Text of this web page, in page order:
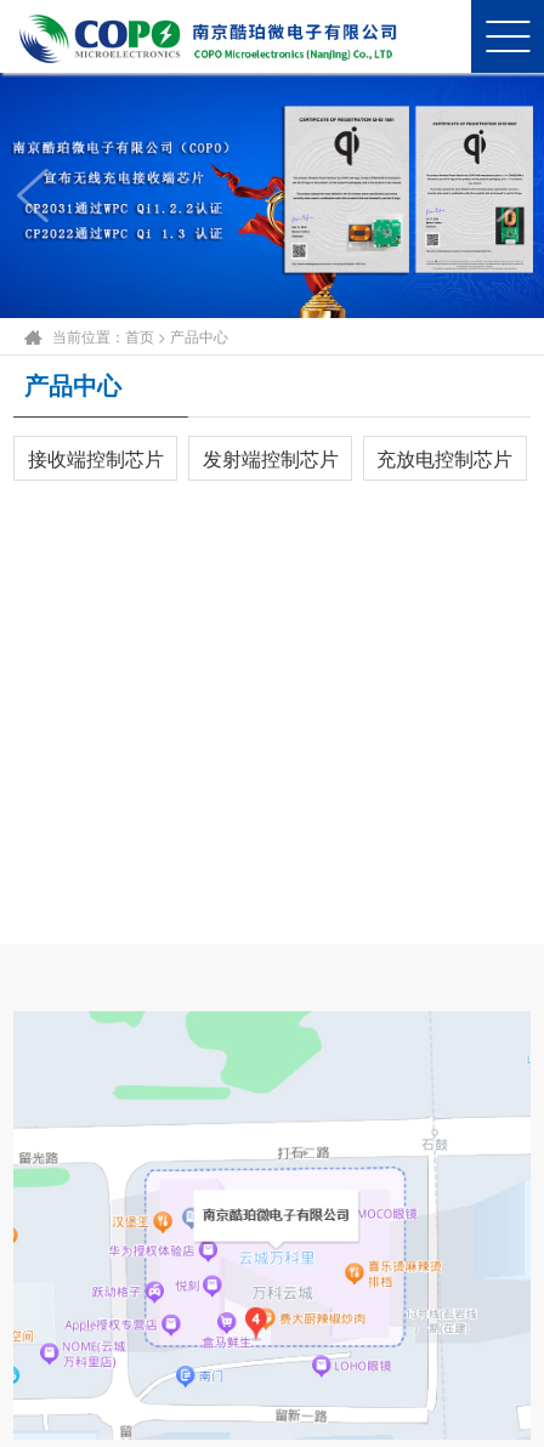
当前位置：首页 > 产品中心
产品中心
接收端控制芯片 发射端控制芯片 充放电控制芯片